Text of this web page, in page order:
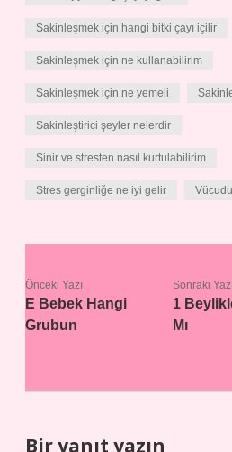
Sakinleşmek için hangi bitki çayı içilir
Sakinleşmek için ne kullanabilirim
Sakinleşmek için ne yemeli
Sakinleştirici şeyler nelerdir
Sinir ve stresten nasıl kurtulabilirim
Stres gerginliğe ne iyi gelir
Önceki Yazı
E Bebek Hangi
Grubun
Sonraki
1
Mı
Bir yanıt yazın